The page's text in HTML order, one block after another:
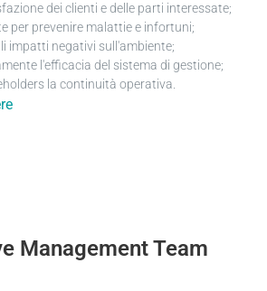
dei clienti e delle parti interessate;
per prevenire malattie e infortuni;
impatti negativi sull'ambiente;
l'efficacia del sistema di gestione;
la continuità operativa.
Management Team